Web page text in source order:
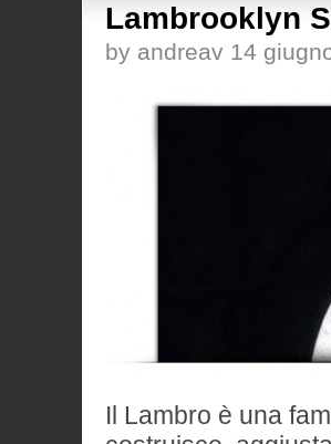
Lambrooklyn
by andreav 14
Il Lambro è una